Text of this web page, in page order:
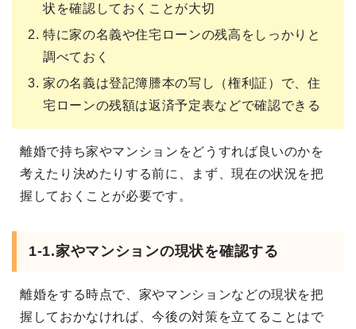
状を確認しておくことが大切
特に家の名義や住宅ローンの残高をしっかりと
調べておく
家の名義は登記簿謄本の写し（権利証）で、住
宅ローンの残額は返済予定表などで確認できる
離婚で持ち家やマンションをどうすれば良いのかを
考えたり決めたりする前に、まず、現在の状況を把
握しておくことが必要です。
1-1.家やマンションの現状を確認する
離婚をする時点で、家やマンションなどの現状を把
握しておかなければ、今後の対策を立てることはで